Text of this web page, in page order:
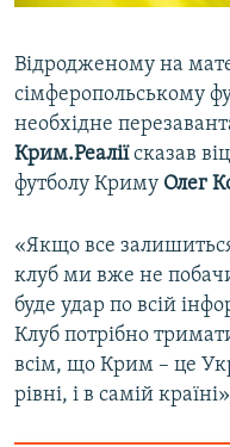
Усі сайти RFE/RL
Відродженому на
сімферопольському
необхідне
Крим.Реаліїсказав
футболу Криму Олег
«Якщо все
клуб ми вже не
буде удар по всій
Клуб потрібно
всім, що Крим – це
рівні, і в самій